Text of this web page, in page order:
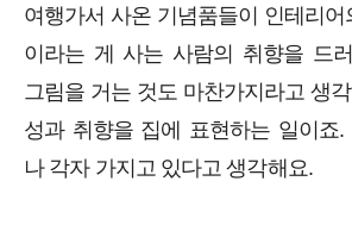
여행가서 사온 기념품들이 인테리어
이라는 게 사는 사람의 취향을 드
그림을 거는 것도 마찬가지라고 생
성과 취향을 집에 표현하는 일이죠
나 각자 가지고 있다고 생각해요.